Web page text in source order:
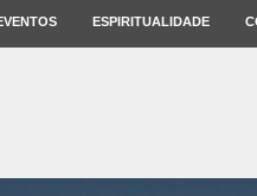
ESPIRITUALIDADE